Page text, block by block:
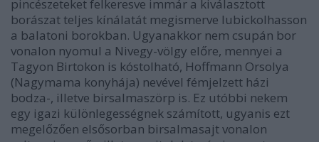
pincészeteket felkeresve immár a kiválasztott
borászat teljes kínálatát megismerve lubickolhasson
a balatoni borokban. Ugyanakkor nem csupán bor
vonalon nyomul a Nivegy-völgy előre, mennyei a
Tagyon Birtokon is kóstolható, Hoffmann Orsolya
(Nagymama konyhája) nevével fémjelzett házi
bodza-, illetve birsalmaszörp is. Ez utóbbi nekem
egy igazi különlegességnek számított, ugyanis ezt
megelőzően elsősorban birsalmasajt vonalon